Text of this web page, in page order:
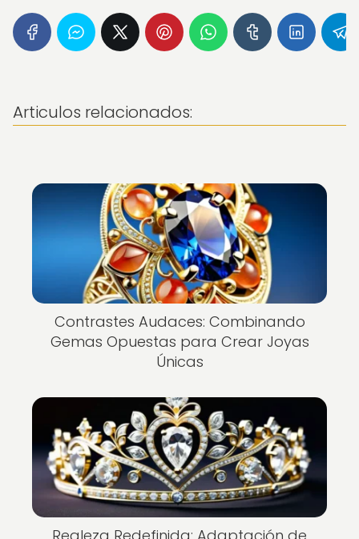
Articulos relacionados:
Contrastes Audaces: Combinando
Gemas Opuestas para Crear Joyas
Únicas